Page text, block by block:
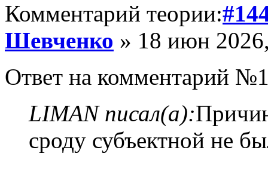
Комментарий теории:
Шевченко » 18 июн
Ответ на комментарий
LIMAN писал(а):
сроду субъектной не